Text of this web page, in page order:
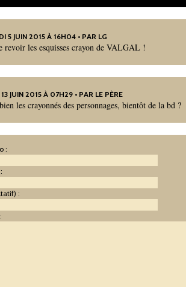
5 JUIN 2015 À 16H04 • PAR LG
revoir les esquisses crayon de VALGAL !
13 JUIN 2015 À 07H29 • PAR LE PÈRE
les crayonnés des personnages, bientôt de la bd ?
:
: